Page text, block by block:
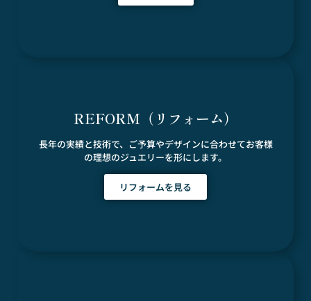
REFORM（リフォーム）
長年の実績と技術で、ご予算やデザインに合わせてお客様
の理想のジュエリーを形にします。
リフォームを見る